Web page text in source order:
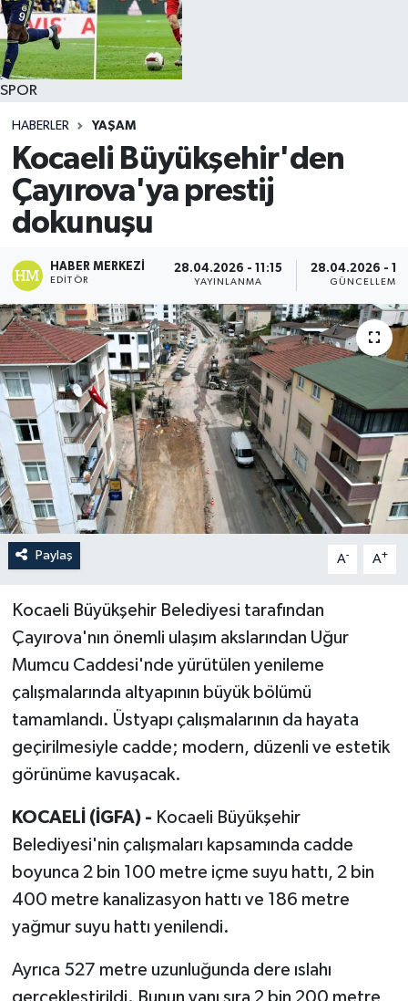
SPOR
HABERLER YAŞAM
Kocaeli Büyükşehir'den
Çayırova'ya prestij
dokunuşu
HABER MERKEZI
EDITÖR
28.04.2026 - 11:15
YAYINLANMA
28.04.2026 -
GÜNCELLEME
Paylaş A- A+
Kocaeli Büyükşehir Belediyesi tarafından
Çayırova'nın önemli ulaşım akslarından Uğur
Mumcu Caddesi'nde yürütülen yenileme
çalışmalarında altyapının büyük bölümü
tamamlandı. Üstyapı çalışmalarının da hayata
geçirilmesiyle cadde; modern, düzenli ve estetik
görünüme kavuşacak.
KOCAELİ (İGFA) - Kocaeli Büyükşehir
Belediyesi'nin çalışmaları kapsamında cadde
boyunca 2 bin 100 metre içme suyu hattı, 2 bin
400 metre kanalizasyon hattı ve 186 metre
yağmur suyu hattı yenilendi.
Ayrıca 527 metre uzunluğunda dere ıslahı
gerçekleştirildi. Bunun yanı sıra 2 bin 200 metre